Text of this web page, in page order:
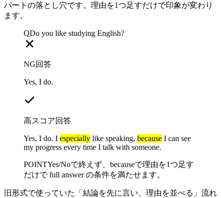
パートの落とし穴です。理由を1つ足すだけで印象が変わり
ます。
QDo you like studying English?
NG回答
Yes, I do.
高スコア回答
Yes, I do. I especially like speaking, because I can see
my progress every time I talk with someone.
POINTYes/Noで終えず、becauseで理由を1つ足す
だけで full answer の条件を満たせます。
旧形式で使っていた「結論を先に言い、理由を並べる」流れ